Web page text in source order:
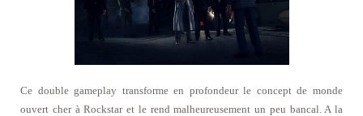
Ce double gameplay transforme en profondeur le concept de monde
ouvert cher à Rockstar et le rend malheureusement un peu bancal. A la